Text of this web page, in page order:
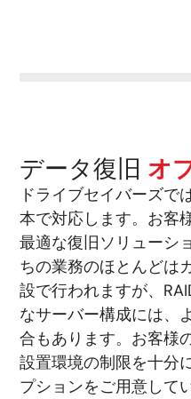
データ復旧 オ
ドライブセイバーズで
本で対応します。お客
最適な復旧ソリューシ
ちの業務のほとんどは
設で行われますが、
なサーバー構成には、
合もあります。お客様
設置環境の制限を十分
プションをご用意して